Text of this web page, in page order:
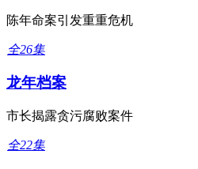
陈年命案引发重重危机
全26集
龙年档案
市长揭露贪污腐败案件
全22集